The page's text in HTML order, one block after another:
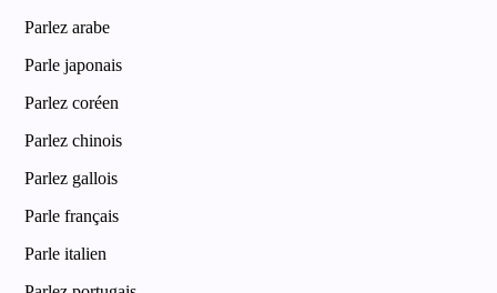
Parlez arabe
Parle japonais
Parlez coréen
Parlez chinois
Parlez gallois
Parle français
Parle italien